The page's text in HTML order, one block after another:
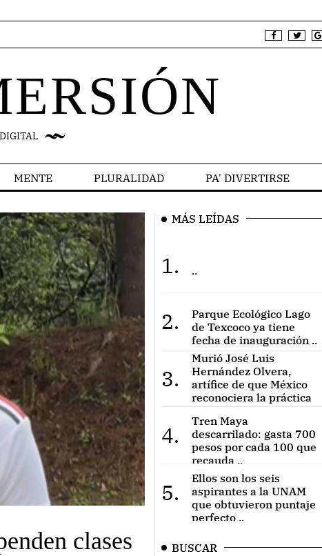
DIGITAL
MENTE PLURALIDAD PA' DIVERTIRSE
clases
MÁS LEÍDAS
1. ..
2.
Parque Ecológico Lago
de Texcoco ya tiene
fecha de inauguración ..
3.
Murió José Luis
Hernández Olvera,
artífice de que México
reconociera la práctica
4.
Tren Maya
descarrilado: gasta 700
pesos por cada 100 que
recauda ..
5.
Ellos son los seis
aspirantes a la UNAM
que obtuvieron puntaje
perfecto ..
BUSCAR